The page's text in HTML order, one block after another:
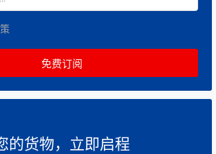
的货物，立即启程